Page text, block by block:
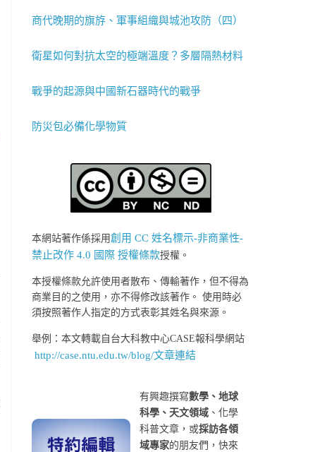
商代晚期的旗斿、軍事組織與城池攻防（四）
衛星如何對抗太空的極端溫度？多層隔熱材料
戰爭的起源與中國新石器時代的戰爭
防災包必備化學物質
本網站著作係採用創用 CC 姓名標示-非商業性-
禁止改作 4.0 國際 授權條款授權。
本授權條款允許使用者散布、傳輸著作，但不得為
商業目的之使用，亦不得修改該著作。 使用時必
須按照著作人指定的方式表彰其姓名與來源。
舉例：本文轉載自台大科教中心CASE報科學網站
http://case.ntu.edu.tw/blog/文章連結
有興趣撰寫數學、地球
科學、天文領域 、化學
科普文章，或採訪各領
域專家的朋友們，快來